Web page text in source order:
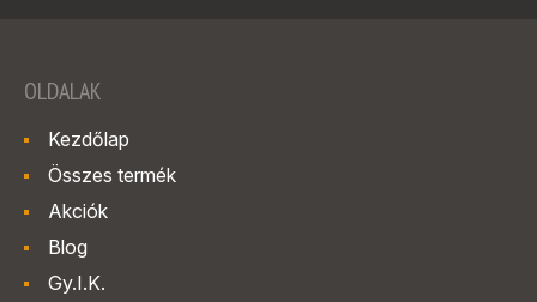
OLDALAK
Kezdőlap
Összes termék
Akciók
Blog
Gy.I.K.